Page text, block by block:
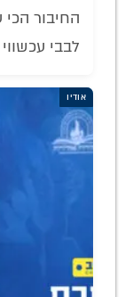
החיבור הכי
לבבי
אודיו